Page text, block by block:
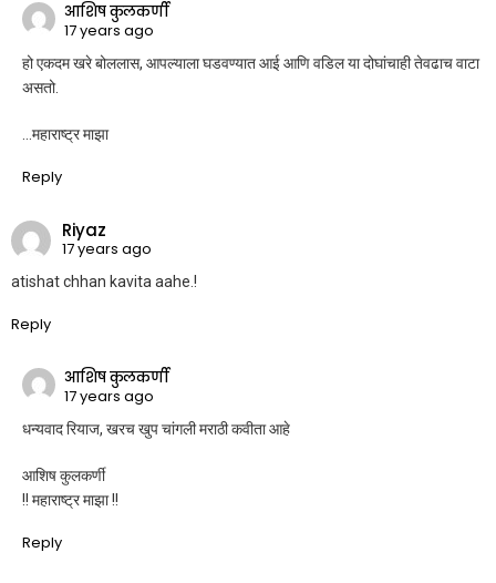
आशिष कुलकर्णी
17 years ago
हो एकदम खरे बोललास, आपल्याला घडवण्यात आई आणि वडिल या दोघांचाही तेवढाच वाटा
असतो.
…महाराष्ट्र माझा
Reply
Riyaz
17 years ago
atishat chhan kavita aahe.!
Reply
आशिष कुलकर्णी
17 years ago
धन्यवाद रियाज, खरच खुप चांगली मराठी कवीता आहे
आशिष कुलकर्णी
!! महाराष्ट्र माझा !!
Reply